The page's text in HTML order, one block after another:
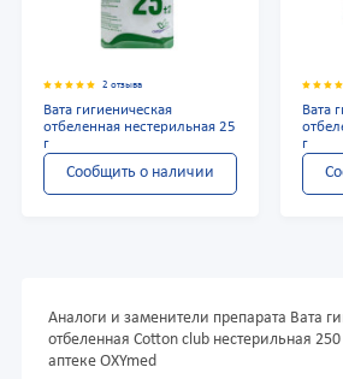
2 отзыва
Вата гигиеническая
отбеленная нестерильная 25
г
Сообщить о наличии
Вата
г
Аналоги и заменители препарата Вата
отбеленная Cotton club нестерильная
аптеке OXYmed